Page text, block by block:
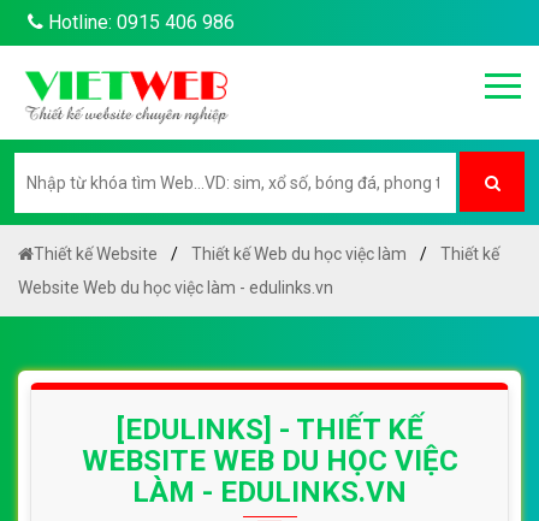
Hotline: 0915 406 986
Thiết kế Website Thiết kế Web du học việc làm
Thiết kế
Website Web du học việc làm - edulinks.vn
[EDULINKS] - THIẾT KẾ
WEBSITE WEB DU HỌC VIỆC
LÀM - EDULINKS.VN